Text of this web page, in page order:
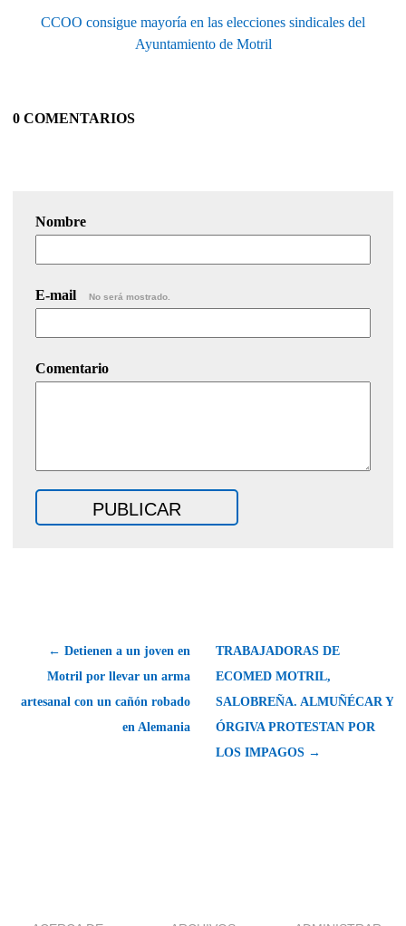
CCOO consigue mayoría en las elecciones sindicales del
Ayuntamiento de Motril
0 COMENTARIOS
Nombre
E-mail No será mostrado.
Comentario
← Detienen a un joven en
Motril por llevar un arma
artesanal con un cañón robado
en Alemania
TRABAJADORAS DE
ECOMED MOTRIL,
SALOBREÑA. ALMUÑÉCAR Y
ÓRGIVA PROTESTAN POR
LOS IMPAGOS →